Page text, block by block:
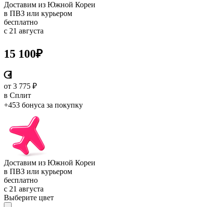
Доставим из Южной Кореи
в ПВЗ или курьером
бесплатно
с 21 августа
15 100₽
от 3 775 ₽
в Сплит
+453 бонуса за покупку
Доставим из Южной Кореи
в ПВЗ или курьером
бесплатно
с 21 августа
Выберите цвет